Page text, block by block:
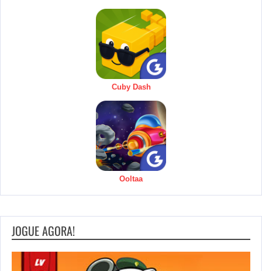
Cuby Dash
Ooltaa
JOGUE AGORA!